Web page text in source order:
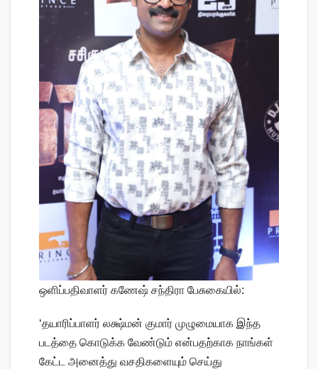
ஒளிப்பதிவாளர் கணேஷ் சந்திரா பேசுகையில்:
‘தயாரிப்பாளர் லக்ஷ்மன் குமார் முழுமையாக இந்த
படத்தை கொடுக்க வேண்டும் என்பதற்காக நாங்கள்
கேட்ட அனைத்து வசதிகளையும் செய்து